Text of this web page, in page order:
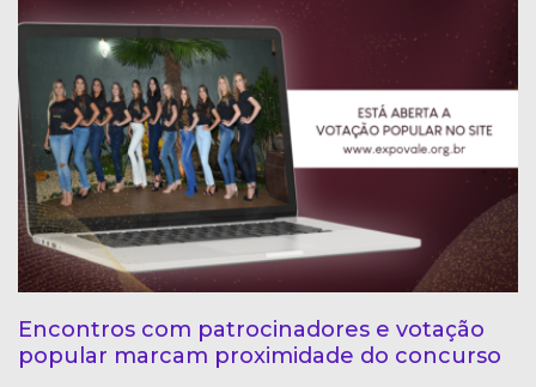
Encontros com patrocinadores e votação
popular marcam proximidade do concurso